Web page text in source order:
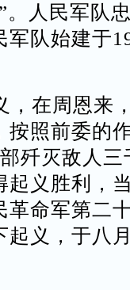
。人民军队
队始建于
在周恩来
按照前委的
歼灭敌人
义胜利，
命军第二
起义，于八